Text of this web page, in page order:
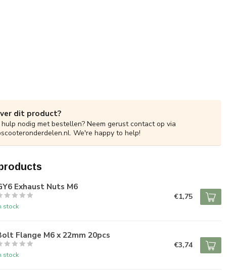
dit product?
nodig met bestellen? Neem gerust contact op via
. We're happy to help!
Exhaust Nuts M6
stock
€1,75
Flange M6 x 22mm 20pcs
stock
€3,74